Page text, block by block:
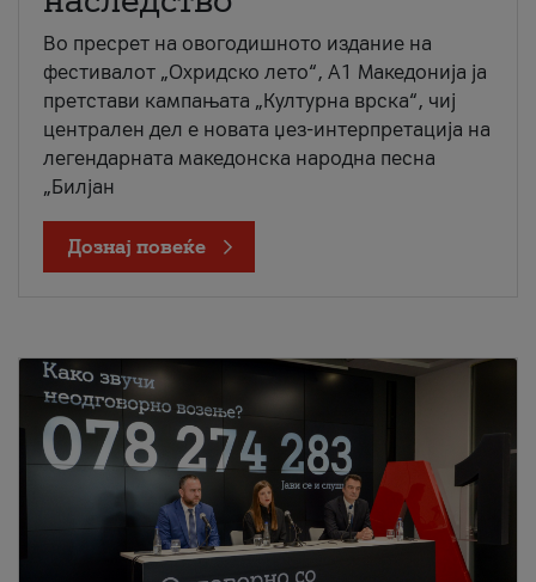
Во пресрет на овогодишното издание на
фестивалот „Охридско лето“, А1 Македонија ја
претстави кампањата „Културна врска“, чиј
централен дел е новата џез-интерпретација на
легендарната македонска народна песна
„Билјан
Дознај повеќе